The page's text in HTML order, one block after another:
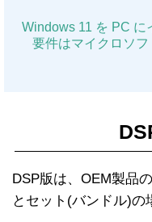
Windows 11 を PC に
要件はマイクロソフ
DSP版は、OEM製品
とセット(バンドル)の